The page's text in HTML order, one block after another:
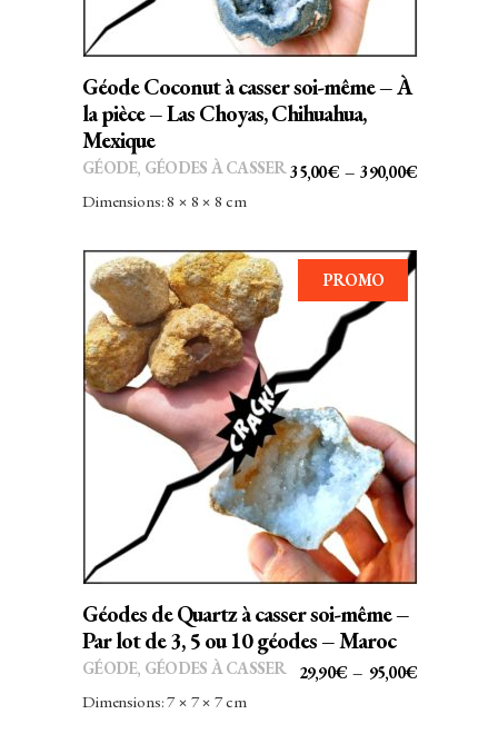
peuvent
être
du
produit
Géode Coconut à casser soi-même – À
la pièce – Las Choyas, Chihuahua,
Mexique
35,00€ – 390,00€PLAGE
35,00€
GÉODE, GÉODES À CASSER
Dimensions: 8 × 8 × 8 cm
PROMO
CHOIX DES OPTIONS
produit
a
plusieurs
variations.
Les
options
être
sur
Géodes de Quartz à casser soi-même –
Par lot de 3, 5 ou 10 géodes – Maroc
29,90€ – 95,00€PLAGE
GÉODE, GÉODES À CASSER
Dimensions: 7 × 7 × 7 cm